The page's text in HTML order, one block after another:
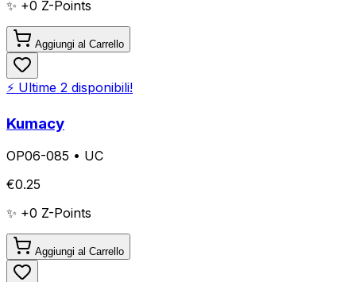
✨ +0 Z-Points
Aggiungi al Carrello
⚡ Ultime 2 disponibili!
Kumacy
OP06-085 • UC
€0.25
✨ +0 Z-Points
Aggiungi al Carrello